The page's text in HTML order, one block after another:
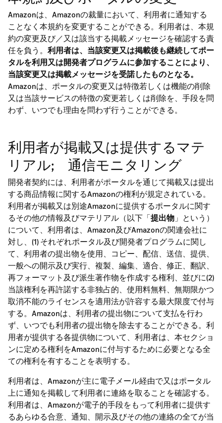
Amazonは、Amazonの裁量において、利用者に通知する
ことなく本規約を変更することができる。利用者は、本規
約の変更及び／又は該当する掲載メッセージを確認する責
任を負う。 利用者は、当該変更又は掲載後も継続してポー
タルを利用又は開発者プログラムに参加することにより、
当該変更又は掲載メッセージを受諾したものとなる。
Amazonは、ポータルの変更又は特徴若しくは機能の削除
又は当該サービスの特徴の変更若しくは削除を、手段を問
わず、いつでも理由を問わず行うことができる。
利用者が掲載又は提供するマテ
リアル; 通信モニタリング
開発者契約には、利用者がポータルを通じて掲載又は提出
する商品情報に関するAmazonの権利が規定されている。
利用者が掲載又は別途Amazonに提供するポータルに関す
るその他の情報及びマテリアル（以下「提出物 」という）
について、利用者は、Amazon及びAmazonの関連会社に
対し、(1) それぞれポータル及び開発者プログラムに関し
て、利用者の提出物を使用、コピー、配信、送信、提供、
一般への開示及び実行、複製、編集、適合、修正、翻訳、
再フォーマット及び派生著作物を作成する権利、並びに(2)
当該権利を再許諾する非独占的、使用料無料、無期限かつ
取消不能のライセンスを適用法が許容する最大限度で付与
する。Amazonは、利用者の提出物について支払を行わ
ず、いつでも利用者の提出物を除去することができる。利
用者が提供する各提供物について、利用者は、本セクショ
ンに定める権利をAmazonに付与するために必要となる全
ての権利を有することを表明する。
利用者は、Amazonが主に電子メール経由で又はポータル
上に通知を掲載して利用者に連絡を取ることを確認する。
利用者は、Amazonが電子的手段をもって利用者に提供す
るあらゆる合意、通知、開示及びその他の連絡の全てが当